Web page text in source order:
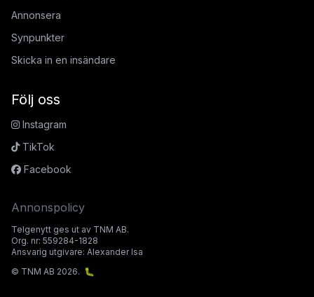
Annonsera
Synpunkter
Skicka in en insändare
Följ oss
Instagram
TikTok
Facebook
Annonspolicy
Telgenytt ges ut av TNM AB.
Org. nr: 559284-1828
Ansvarig utgivare: Alexander Isa
© TNM AB 2026. 🐛